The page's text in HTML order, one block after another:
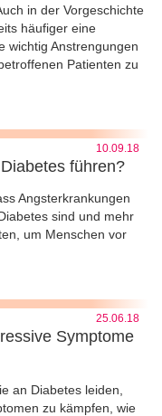
in der Vorgeschichte
häufiger eine
wichtig Anstrengungen
Patienten zu
10.09.18
führen?
Angsterkrankungen
sind und mehr
um Menschen vor
25.06.18
Symptome
an Diabetes leiden,
zu kämpfen, wie